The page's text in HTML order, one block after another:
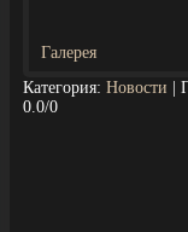
Галерея
Категория: Новости
0.0/0